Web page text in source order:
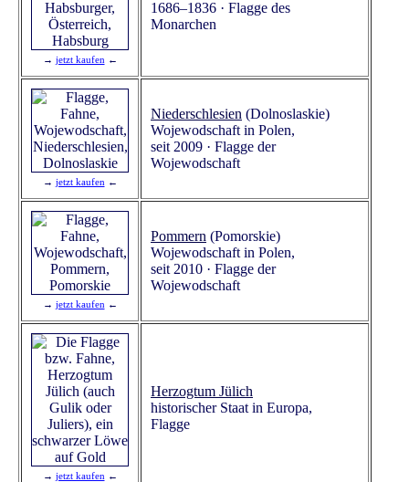
→ jetzt kaufen ←
1686–1836 · Flagge des
Monarchen
→ jetzt kaufen ←
Niederschlesien (Dolnoslaskie)
Wojewodschaft in Polen,
seit 2009 · Flagge der
Wojewodschaft
→ jetzt kaufen ←
Pommern (Pomorskie)
Wojewodschaft in Polen,
seit 2010 · Flagge der
Wojewodschaft
→ jetzt kaufen ←
Herzogtum Jülich
historischer Staat in Europa,
Flagge